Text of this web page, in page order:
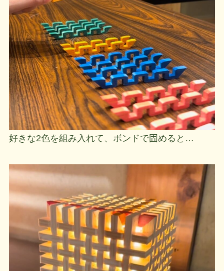
好きな2色を組み入れて、ボンドで固めると…